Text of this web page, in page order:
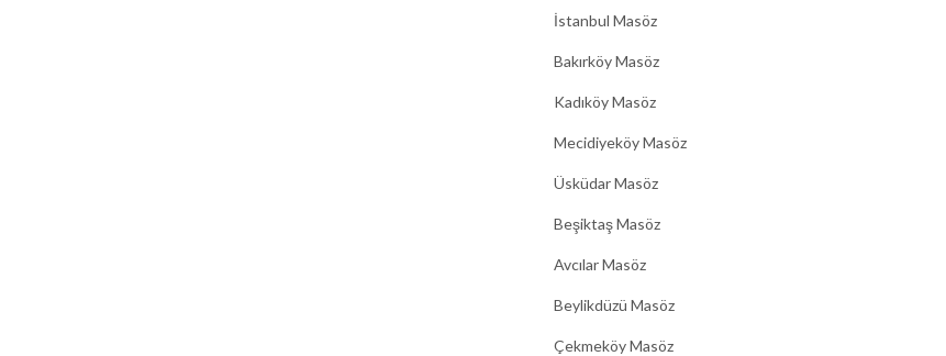
İstanbul Masöz
Bakırköy Masöz
Kadıköy Masöz
Mecidiyeköy Masöz
Üsküdar Masöz
Beşiktaş Masöz
Avcılar Masöz
Beylikdüzü Masöz
Çekmeköy Masöz